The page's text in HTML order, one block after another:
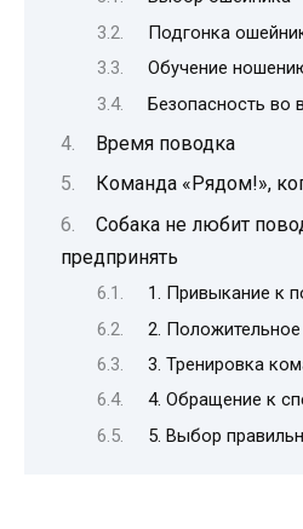
Подгонка
Обучение
Безопасность во
Время поводка
Команда «Рядом!»,
Собака не любит
предпринять
1. Привыкание к
2. Положительное
3. Тренировка
4. Обращение к
5. Выбор